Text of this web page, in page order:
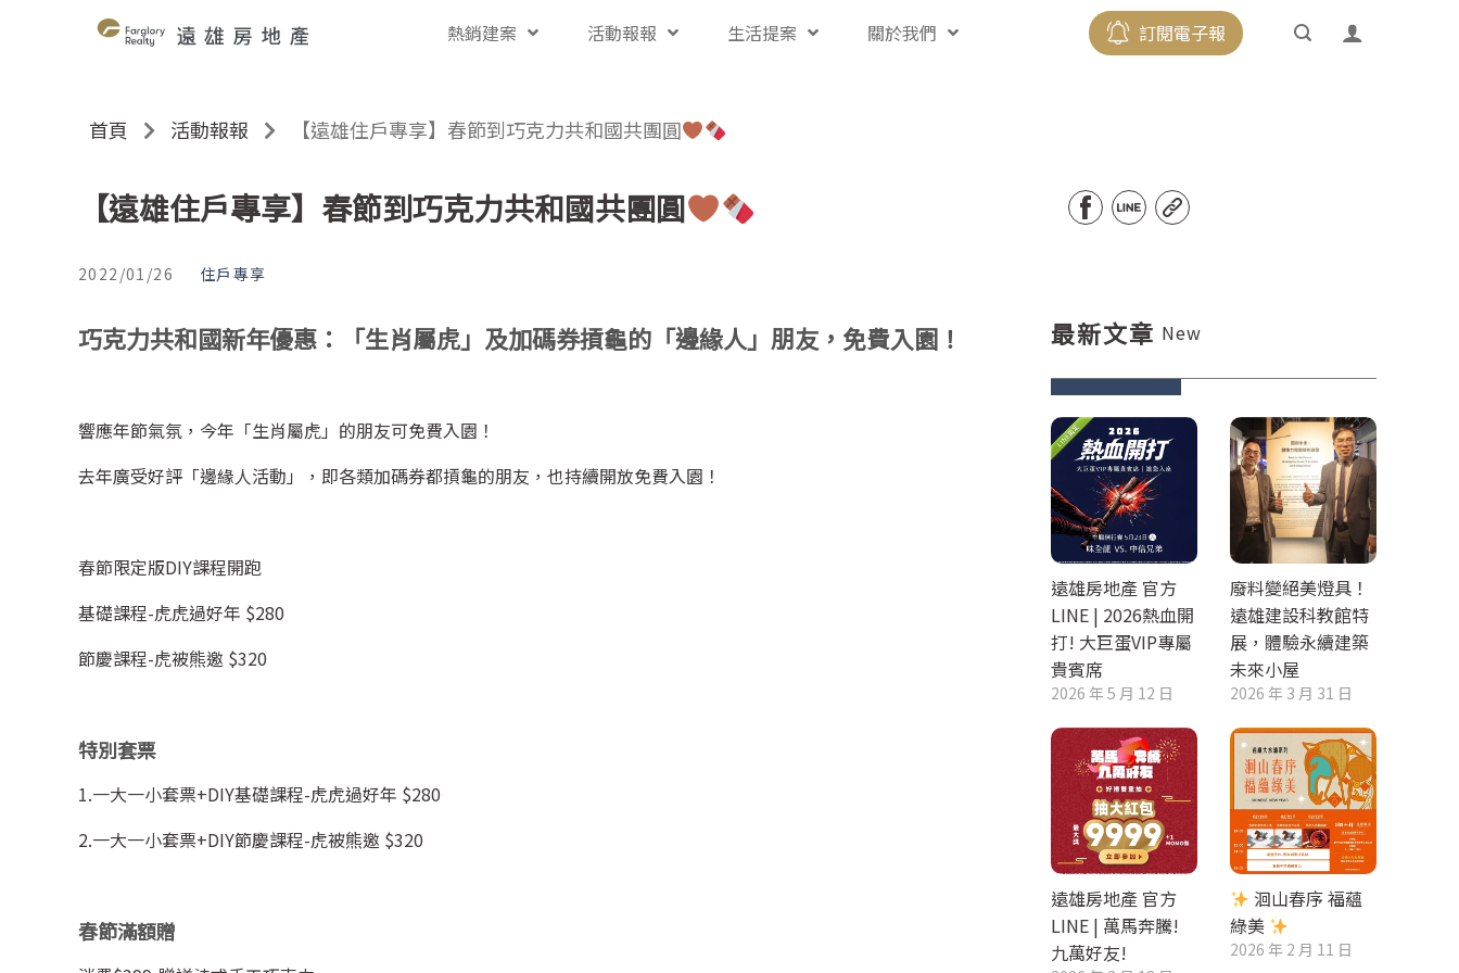
熱銷建案 活動報報 生活提案 關於我們 訂閱電子報
首頁 活動報報 【遠雄住戶專享】春節到巧克力共和國共團圓
【遠雄住戶專享】春節到巧克力共和國共團圓
2022/01/26 住戶專享
巧克力共和國新年優惠：「生肖屬虎」及加碼券摃龜的「邊緣人」朋友，免費入園！
響應年節氣氛，今年「生肖屬虎」的朋友可免費入園！
去年廣受好評「邊緣人活動」，即各類加碼券都摃龜的朋友，也持續開放免費入園！
春節限定版DIY課程開跑
基礎課程-虎虎過好年 $280
節慶課程-虎被熊邀 $320
特別套票
1.一大一小套票+DIY基礎課程-虎虎過好年 $280
2.一大一小套票+DIY節慶課程-虎被熊邀 $320
春節滿額贈
最新文章 New
遠雄房地產 官方
LINE | 2026熱血開
打! 大巨蛋VIP專屬
貴賓席
2026 年 5 月 12 日
廢料變絕美燈具！
遠雄建設科教館特
展，體驗永續建築
未來小屋
2026 年 3 月 31 日
遠雄房地產 官方
LINE | 萬馬奔騰!
九萬好友!
洄山春序 福蘊
綠美
2026 年 2 月 11 日